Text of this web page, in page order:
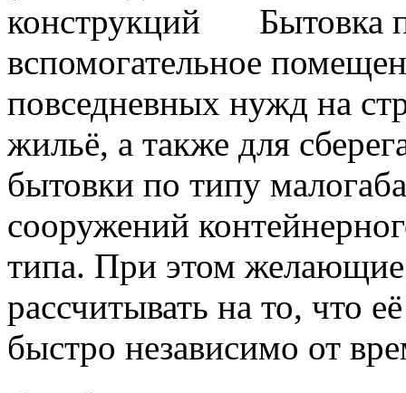
Бытовка
вспомогательное
повседневных нужд на
жильё, а также для
бытовки по типу
сооружений
типа. При этом
рассчитывать на то, что
быстро независимо от